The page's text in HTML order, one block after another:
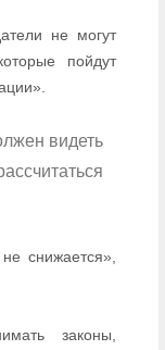
не могут
пойдут
видеть
снижается»,
законы,